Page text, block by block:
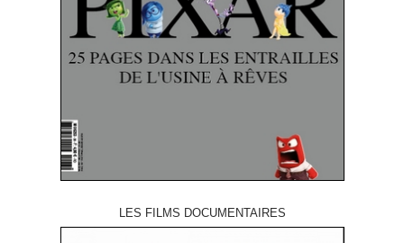
LES FILMS DOCUMENTAIRES